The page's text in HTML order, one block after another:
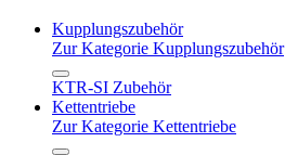
Kupplungszubehör
Zur Kategorie Kupplungszubehör
KTR-SI Zubehör
Kettentriebe
Zur Kategorie Kettentriebe